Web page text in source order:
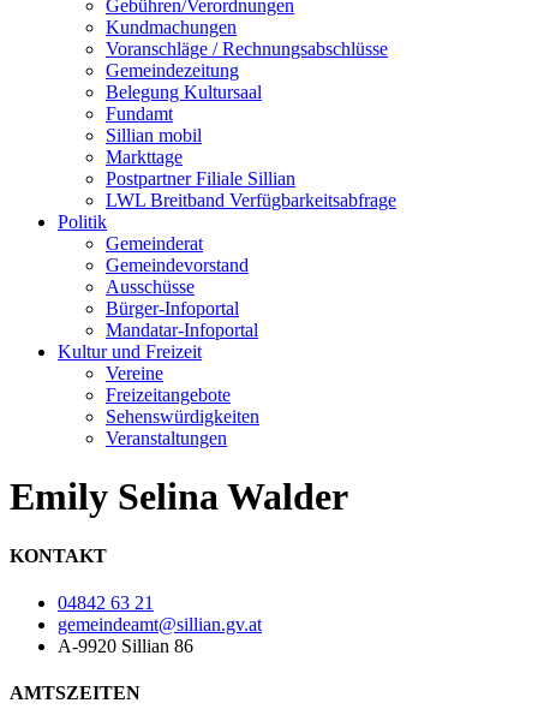
Gebühren/Verordnungen
Kundmachungen
Voranschläge / Rechnungsabschlüsse
Gemeindezeitung
Belegung Kultursaal
Fundamt
Sillian mobil
Markttage
Postpartner Filiale Sillian
LWL Breitband Verfügbarkeitsabfrage
Politik
Gemeinderat
Gemeindevorstand
Ausschüsse
Bürger-Infoportal
Mandatar-Infoportal
Kultur und Freizeit
Vereine
Freizeitangebote
Sehenswürdigkeiten
Veranstaltungen
Emily Selina Walder
KONTAKT
04842 63 21
gemeindeamt@sillian.gv.at
A-9920 Sillian 86
AMTSZEITEN